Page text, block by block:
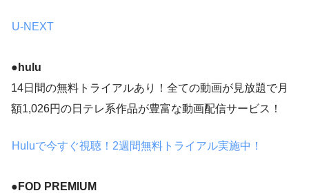
U-NEXT
●hulu
14日間の無料トライアルあり！全ての動画が見放題で月
額1,026円の日テレ系作品が豊富な動画配信サービス！
Huluで今すぐ視聴！2週間無料トライアル実施中！
● FOD PREMIUM